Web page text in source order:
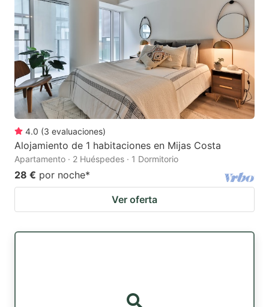
4.0 (3 evaluaciones)
Alojamiento de 1 habitaciones en Mijas Costa
Apartamento · 2 Huéspedes · 1 Dormitorio
28 € por noche*
Ver oferta